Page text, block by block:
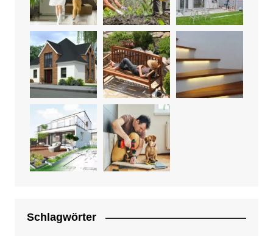
Schlagwörter